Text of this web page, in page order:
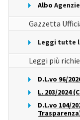
Albo
Gazzetta
Leggi tutte
Leggi più
D.L.vo 96/
L. 203/2024
D.L.vo 104/